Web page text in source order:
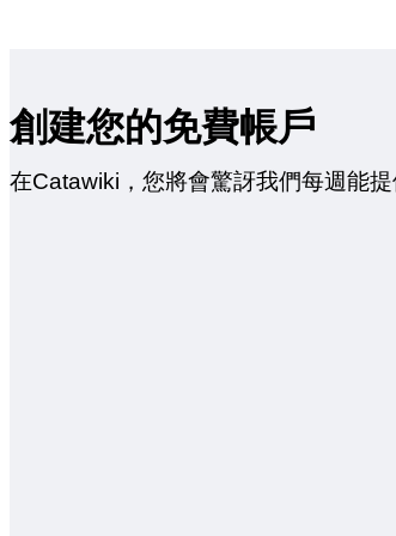
創建您的免費帳戶
在Catawiki，您將會驚訝我們每週能